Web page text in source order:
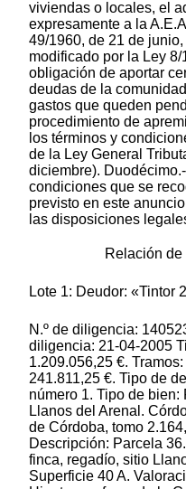
viviendas o locales, el
expresamente a la
49/1960, de 21 de
modificado por la Ley
obligación de aportar
deudas de la
gastos que queden
procedimiento de
los términos y
de la Ley General
diciembre).
condiciones que se
previsto en este
las disposiciones
Relación
Lote 1: Deudor: «Tintor
N.º de diligencia:
diligencia: 21-04-2005
1.209.056,25 €.
241.811,25 €. Tipo de
número 1. Tipo de
Llanos del Arenal.
de Córdoba, tomo
Descripción: Parcela
finca, regadío, sitio
Superficie 40 A.